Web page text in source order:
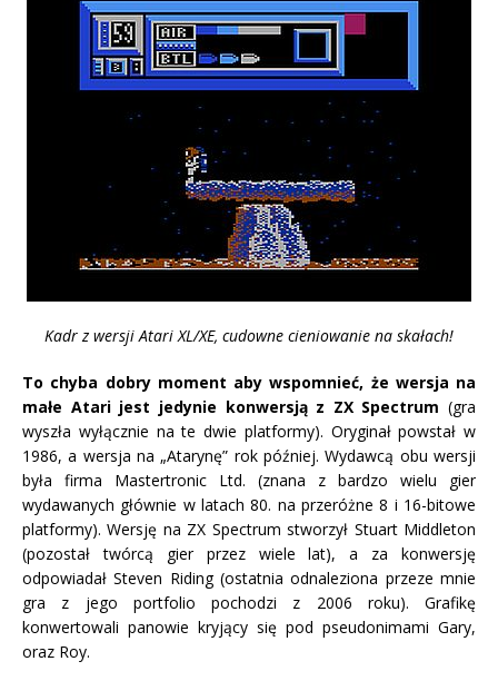
Kadr z wersji Atari XL/XE, cudowne cieniowanie na skałach!
To chyba dobry moment aby wspomnieć, że wersja na
małe Atari jest jedynie konwersją z ZX Spectrum (gra
wyszła wyłącznie na te dwie platformy). Oryginał powstał w
1986, a wersja na „Atarynę” rok później. Wydawcą obu wersji
była firma Mastertronic Ltd. (znana z bardzo wielu gier
wydawanych głównie w latach 80. na przeróżne 8 i 16-bitowe
platformy). Wersję na ZX Spectrum stworzył Stuart Middleton
(pozostał twórcą gier przez wiele lat), a za konwersję
odpowiadał Steven Riding (ostatnia odnaleziona przeze mnie
gra z jego portfolio pochodzi z 2006 roku). Grafikę
konwertowali panowie kryjący się pod pseudonimami Gary,
oraz Roy.